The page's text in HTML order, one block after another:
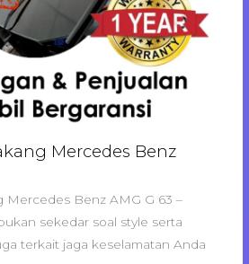
Mercedes Benz
Mercedes Benz AMG G 63 –
sekedar soal style serta
terkait jaga keselamatan Anda